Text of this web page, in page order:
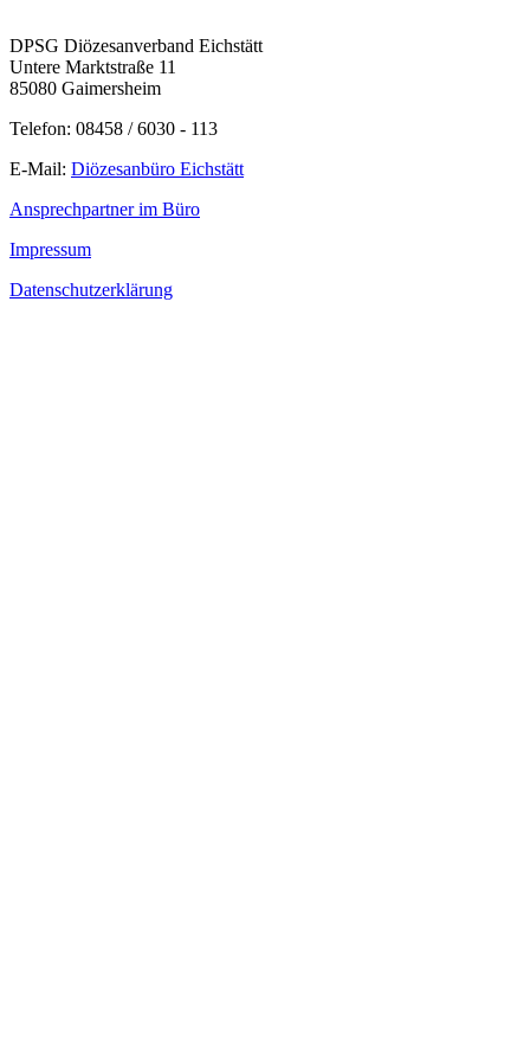
DPSG Diözesanverband Eichstätt
Untere Marktstraße 11
85080 Gaimersheim
Telefon: 08458 / 6030 - 113
E-Mail: Diözesanbüro Eichstätt
Ansprechpartner im Büro
Impressum
Datenschutzerklärung